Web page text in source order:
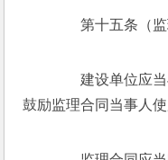
第十五条（监
建设单位应当
鼓励监理合同当事人